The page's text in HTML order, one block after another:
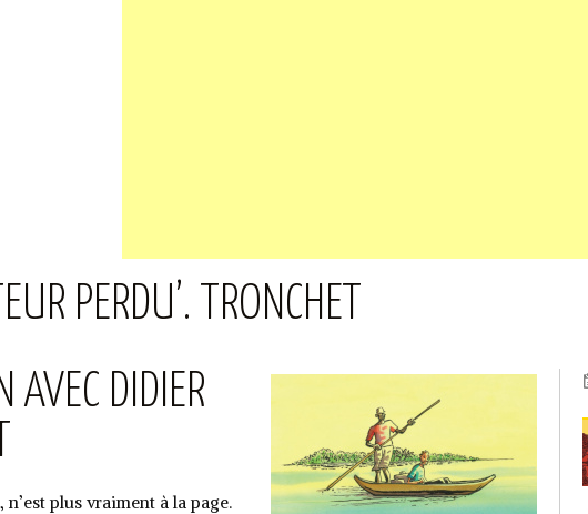
PERDU’. TRONCHET
AVEC DIDIER
plus vraiment à la page.